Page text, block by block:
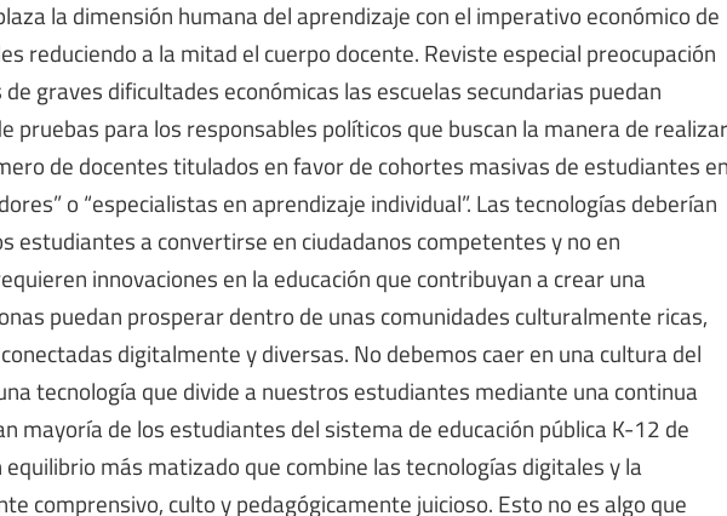
la dimensión humana del aprendizaje con el imperativo económico de
reduciendo a la mitad el cuerpo docente. Reviste especial preocupación
graves dificultades económicas las escuelas secundarias puedan
pruebas para los responsables políticos que buscan la manera de realizar
de docentes titulados en favor de cohortes masivas de estudiantes
o “especialistas en aprendizaje individual”. Las tecnologías deberían
estudiantes a convertirse en ciudadanos competentes y no en
innovaciones en la educación que contribuyan a crear una
puedan prosperar dentro de unas comunidades culturalmente ricas,
digitalmente y diversas. No debemos caer en una cultura del
tecnología que divide a nuestros estudiantes mediante una continua
mayoría de los estudiantes del sistema de educación pública K-12 de
más matizado que combine las tecnologías digitales y la
comprensivo, culto y pedagógicamente juicioso. Esto no es algo que